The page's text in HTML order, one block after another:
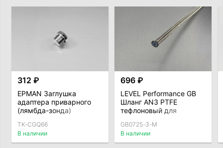
312 ₽
EPMAN Заглушка
адаптера приварного
(лямбда-зонда)
TK-CGQ66
В наличии
696 ₽
LEVEL Performance GB
Шланг AN3 PTFE
тефлоновый для
армированный
(внутренний D = 3,8мм)
GB0725-3-M
В наличии